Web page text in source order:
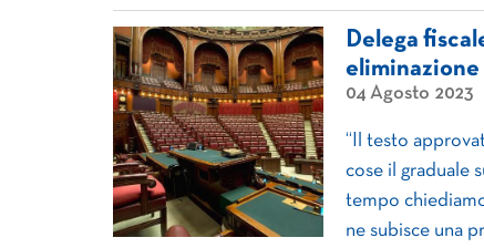
Delega
eliminazione
04 Agosto 2023
“Il testo
cose il graduale
tempo
ne subisce una